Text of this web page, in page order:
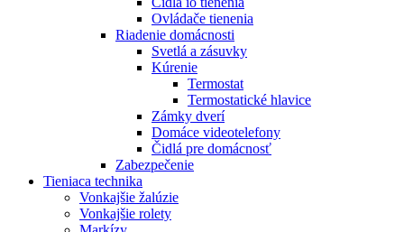
Ovládače tienenia
Riadenie domácnosti
Svetlá a zásuvky
Kúrenie
Termostat
Termostatické hlavice
Zámky dverí
Domáce videotelefony
Čidlá pre domácnosť
Zabezpečenie
Tieniaca technika
Vonkajšie žalúzie
Vonkajšie rolety